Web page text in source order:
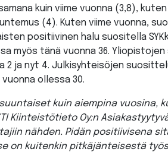
kuin viime vuonna (3,8),
(4). Kuten viime vuonna,
positiivinen halu suositella
myös tänä vuonna 36.
2 ja nyt 4. Julkisyhteisöjen
ollessa 30.
kuin aiempina vuosina,
Kiinteistötieto Oy:n
nähden. Pidän positiivisena
on kuitenkin pitkäjänteisestä